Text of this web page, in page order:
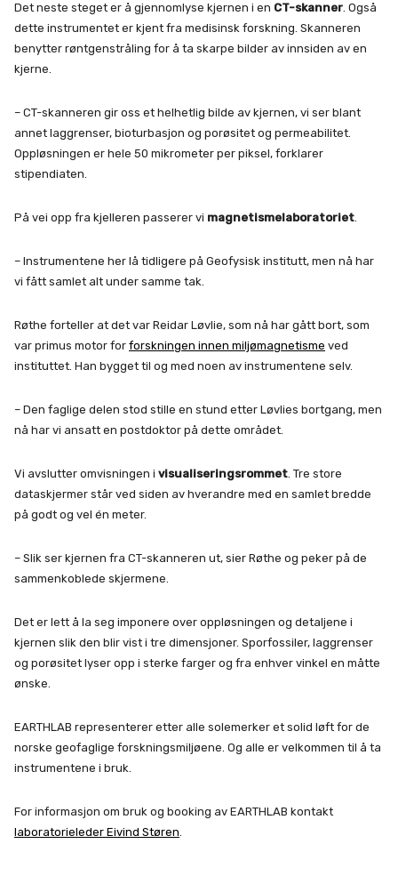
Det neste steget er å gjennomlyse kjernen i en CT-skanner. Også
dette instrumentet er kjent fra medisinsk forskning. Skanneren
benytter røntgenstråling for å ta skarpe bilder av innsiden av en
kjerne.
– CT-skanneren gir oss et helhetlig bilde av kjernen, vi ser blant
annet laggrenser, bioturbasjon og porøsitet og permeabilitet.
Oppløsningen er hele 50 mikrometer per piksel, forklarer
stipendiaten.
På vei opp fra kjelleren passerer vi magnetismelaboratoriet.
– Instrumentene her lå tidligere på Geofysisk institutt, men nå har
vi fått samlet alt under samme tak.
Røthe forteller at det var Reidar Løvlie, som nå har gått bort, som
var primus motor for forskningen innen miljømagnetisme ved
instituttet. Han bygget til og med noen av instrumentene selv.
– Den faglige delen stod stille en stund etter Løvlies bortgang, men
nå har vi ansatt en postdoktor på dette området.
Vi avslutter omvisningen i visualiseringsrommet. Tre store
dataskjermer står ved siden av hverandre med en samlet bredde
på godt og vel én meter.
– Slik ser kjernen fra CT-skanneren ut, sier Røthe og peker på de
sammenkoblede skjermene.
Det er lett å la seg imponere over oppløsningen og detaljene i
kjernen slik den blir vist i tre dimensjoner. Sporfossiler, laggrenser
og porøsitet lyser opp i sterke farger og fra enhver vinkel en måtte
ønske.
EARTHLAB representerer etter alle solemerker et solid løft for de
norske geofaglige forskningsmiljøene. Og alle er velkommen til å ta
instrumentene i bruk.
For informasjon om bruk og booking av EARTHLAB kontakt
laboratorieleder Eivind Støren.